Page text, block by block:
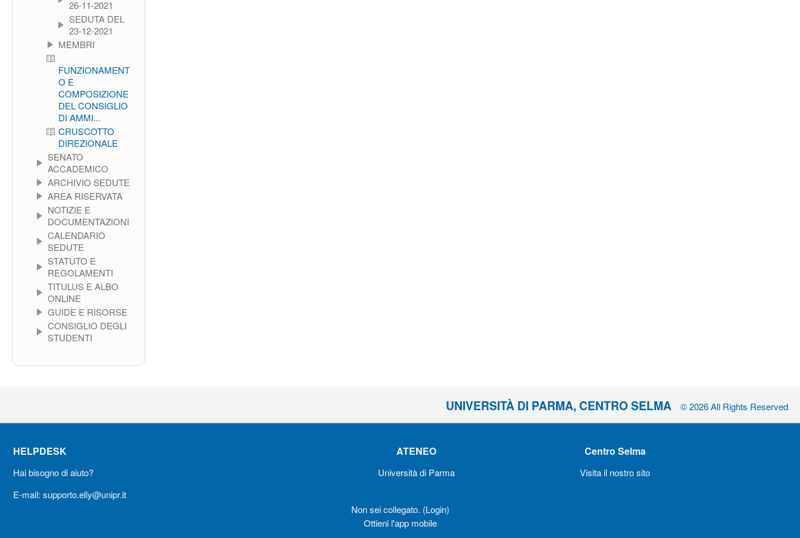
26-11-2021
SEDUTA DEL
23-12-2021
MEMBRI
FUNZIONAMENT
O E
COMPOSIZIONE
DEL CONSIGLIO
DI AMMI...
CRUSCOTTO
DIREZIONALE
SENATO
ACCADEMICO
ARCHIVIO SEDUTE
AREA RISERVATA
NOTIZIE E
DOCUMENTAZIONI
CALENDARIO
SEDUTE
STATUTO E
REGOLAMENTI
TITULUS E ALBO
ONLINE
GUIDE E RISORSE
CONSIGLIO DEGLI
STUDENTI
UNIVERSITÀ DI PARMA, CENTRO SELMA © 2026 All Rights Reserved
HELPDESK ATENEO Centro Selma
Hai bisogno di aiuto? Università di Parma
Visita il nostro sito
E-mail: supporto.elly@unipr.it
Non sei collegato. (Login)
Ottieni l'app mobile